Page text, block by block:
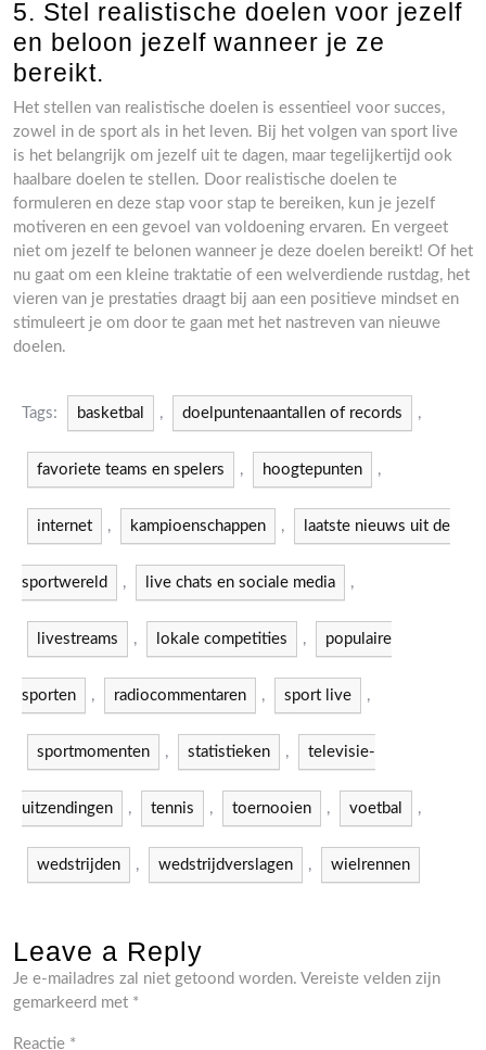
5. Stel realistische doelen voor jezelf
en beloon jezelf wanneer je ze
bereikt.
Het stellen van realistische doelen is essentieel voor succes,
zowel in de sport als in het leven. Bij het volgen van sport live
is het belangrijk om jezelf uit te dagen, maar tegelijkertijd ook
haalbare doelen te stellen. Door realistische doelen te
formuleren en deze stap voor stap te bereiken, kun je jezelf
motiveren en een gevoel van voldoening ervaren. En vergeet
niet om jezelf te belonen wanneer je deze doelen bereikt! Of het
nu gaat om een kleine traktatie of een welverdiende rustdag, het
vieren van je prestaties draagt bij aan een positieve mindset en
stimuleert je om door te gaan met het nastreven van nieuwe
doelen.
Tags: basketbal , doelpuntenaantallen of records ,
favoriete teams en spelers , hoogtepunten ,
internet , kampioenschappen , laatste nieuws uit de
sportwereld , live chats en sociale media ,
livestreams , lokale competities , populaire
sporten , radiocommentaren , sport live ,
sportmomenten , statistieken , televisie-
uitzendingen , tennis , toernooien , voetbal ,
wedstrijden , wedstrijdverslagen , wielrennen
Leave a Reply
Je e-mailadres zal niet getoond worden. Vereiste velden zijn
gemarkeerd met *
Reactie *